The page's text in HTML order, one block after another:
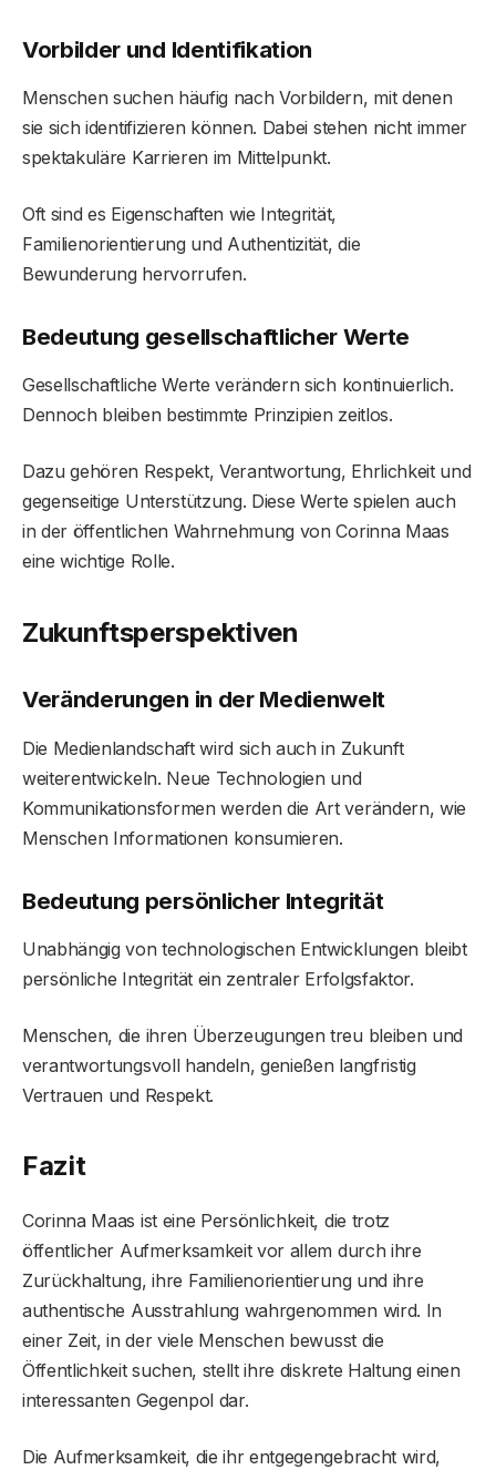
Vorbilder und Identifikation
Menschen suchen häufig nach Vorbildern, mit denen
sie sich identifizieren können. Dabei stehen nicht immer
spektakuläre Karrieren im Mittelpunkt.
Oft sind es Eigenschaften wie Integrität,
Familienorientierung und Authentizität, die
Bewunderung hervorrufen.
Bedeutung gesellschaftlicher Werte
Gesellschaftliche Werte verändern sich kontinuierlich.
Dennoch bleiben bestimmte Prinzipien zeitlos.
Dazu gehören Respekt, Verantwortung, Ehrlichkeit und
gegenseitige Unterstützung. Diese Werte spielen auch
in der öffentlichen Wahrnehmung von Corinna Maas
eine wichtige Rolle.
Zukunftsperspektiven
Veränderungen in der Medienwelt
Die Medienlandschaft wird sich auch in Zukunft
weiterentwickeln. Neue Technologien und
Kommunikationsformen werden die Art verändern, wie
Menschen Informationen konsumieren.
Bedeutung persönlicher Integrität
Unabhängig von technologischen Entwicklungen bleibt
persönliche Integrität ein zentraler Erfolgsfaktor.
Menschen, die ihren Überzeugungen treu bleiben und
verantwortungsvoll handeln, genießen langfristig
Vertrauen und Respekt.
Fazit
Corinna Maas ist eine Persönlichkeit, die trotz
öffentlicher Aufmerksamkeit vor allem durch ihre
Zurückhaltung, ihre Familienorientierung und ihre
authentische Ausstrahlung wahrgenommen wird. In
einer Zeit, in der viele Menschen bewusst die
Öffentlichkeit suchen, stellt ihre diskrete Haltung einen
interessanten Gegenpol dar.
Die Aufmerksamkeit, die ihr entgegengebracht wird,